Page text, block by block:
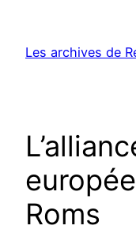
contenu
Les archives de
Roms